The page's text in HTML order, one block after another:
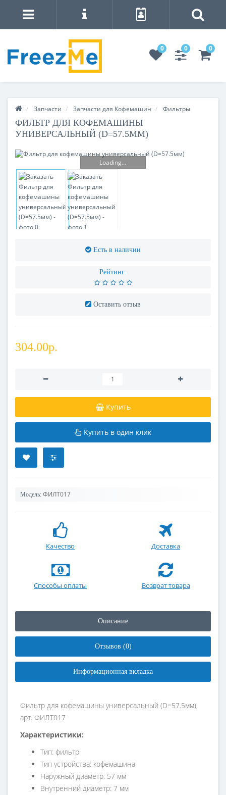
0 0 0
Запчасти Запчасти для Кофемашин Фильтры
ФИЛЬТР ДЛЯ КОФЕМАШИНЫ
УНИВЕРСАЛЬНЫЙ (D=57.5ММ)
Loading...
Есть в наличии
Рейтинг:
Оставить отзыв
304.00р.
Купить
Купить в один клик
Модель: ФИЛТ017
Качество Доставка
Способы оплаты Возврат товара
Описание
Отзывов (0)
Информационная вкладка
Фильтр для кофемашины универсальный (D=57.5мм),
арт. ФИЛТ017
Характеристики:
Тип: фильтр
Тип устройства: кофемашина
Наружный диаметр: 57 мм
Внутренний диаметр: 7 мм